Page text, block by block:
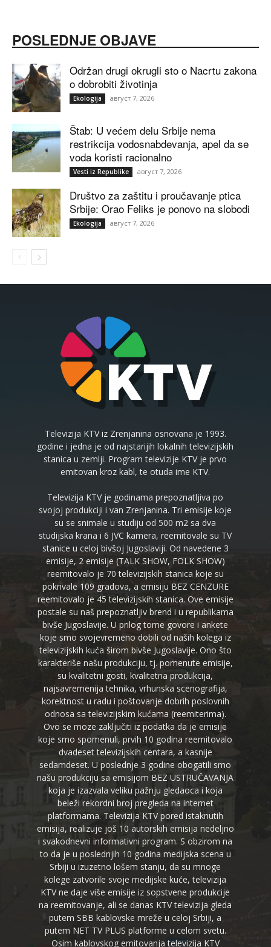
POSLEDNJE OBJAVE
Održan drugi okrugli sto o Nacrtu zakona
o dobrobiti životinja
Ekologija август 7, 2026
Štab: U većem delu Srbije nema
restrikcija vodosnabdevanja, apel da se
voda koristi racionalno
Vesti iz Republike август 7, 2026
Društvo za zaštitu i proučavanje ptica
Srbije: Orao Feliks je ponovo na slobodi
Ekologija август 7, 2026
Televizija KTV iz Zrenjanina osnovana je 1993.
godine i jedna je od najstarijih lokalnih televizijskih
stanica u zemlji. Program televizije KTV je prvo
emitovan kroz kabl, te otuda ime KTV.
Televizija KTV je godinama prepoznatljiva po
svojoj produkciji i van Zrenjanina. Tri emisije koje
su se snimale u studiju od 500 m2 sa dva
studijska krana i 6 JVC kamera, reemitovale su TV
stanice u celoj bivšoj Jugoslaviji. Od navedene 3
emisije, 2 emisije (TALK SHOW, FOLK SHOW)
reemitovalo je 70 televizijskih stanica koje su
pokrivale 109 gradova, a emisiju BEZ CENZURE
reemitovalo je 45 televizijskih stanica. Ove emisije
postale su naš prepoznatljiv brend i u republikama
bivše Jugoslavije. U prilog tome govore i ankete
koje smo svojevremeno dobili od naših kolega iz
televizijskih kuća širom bivše Jugoslavije. Ono što
karakteriše našu produkciju, tj. pomenute emisije,
su kvalitetni gosti, kvalitetna produkcija,
najsavremenija tehnika, vrhunska scenografija,
korektnost u radu i poštovanje dobrih poslovnih
odnosa sa televizijskim kućama (reemiterima).
Ovo se moze zaključiti iz podatka da je emisije
koje smo spomenuli, prvih 10 godina reemitovalo
dvadeset televizijskih centara, a kasnije
sedamdeset. U poslednje 3 godine obogatili smo
našu produkciju sa emisijom BEZ USTRUČAVANJA
koja je izazvala veliku pažnju gledaoca i koja
beleži rekordni broj pregleda na internet
platformama. Televizija KTV pored istaknutih
emisija, realizuje još 10 autorskih emisija nedeljno
i svakodnevni informativni program. S obzirom na
to da je u poslednjih 10 godina medijska scena u
Srbiji u izuzetno lošem stanju, da su mnoge
kolege zatvorile svoje medijske kuće, televizija
KTV ne daje više emisije iz sopstvene produkcije
na reemitovanje, ali se danas KTV televizija gleda
putem SBB kablovske mreže u celoj Srbiji, a
putem NET TV PLUS platforme u celom svetu.
Osim kablovskog emitovanja televizija KTV